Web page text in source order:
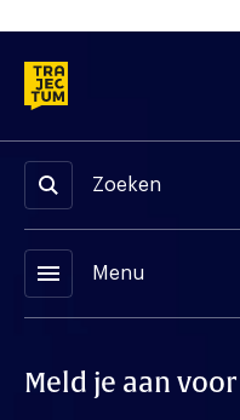
Zoeken
menu Menu
Meld je aan